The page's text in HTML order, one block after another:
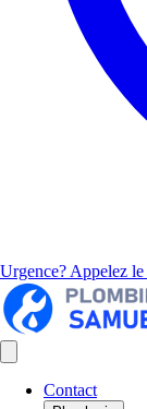
Urgence? Appelez le
Contact